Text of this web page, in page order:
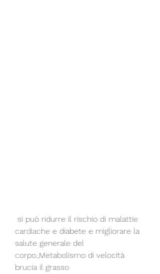
cardiache e diabete e migliorare la
salute generale del
corpo.,Metabolismo di velocità
brucia il grasso